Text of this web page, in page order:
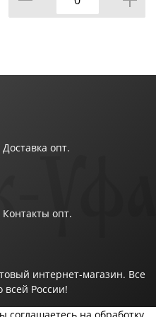
Доставка опт.
Контакты опт.
интернет-магазин. Все
России!